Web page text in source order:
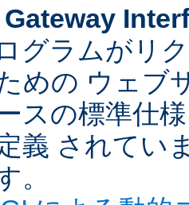
グラムがリ
めの ウェブ
スの標準仕
義 されてい
。